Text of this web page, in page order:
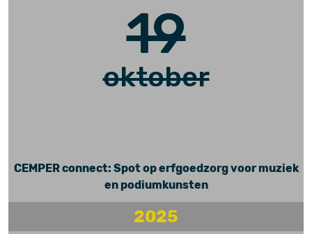
2025
19
oktober
CEMPER connect: Spot op erfgoedzorg voor muziek
en podiumkunsten